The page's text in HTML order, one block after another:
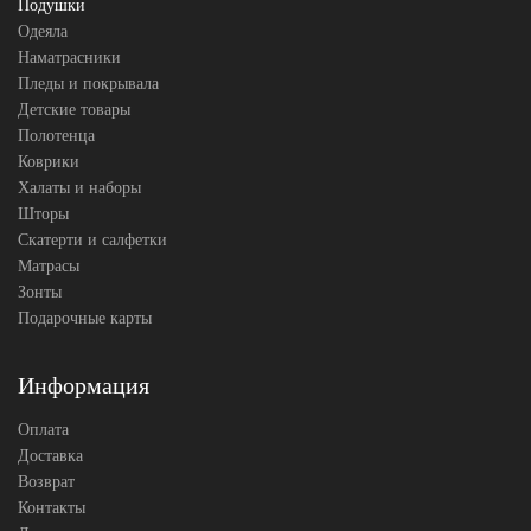
Одеяла
Наматрасники
Пледы и покрывала
Детские товары
Полотенца
Коврики
Халаты и наборы
Шторы
Скатерти и салфетки
Матрасы
Зонты
Подарочные карты
Информация
Оплата
Доставка
Возврат
Контакты